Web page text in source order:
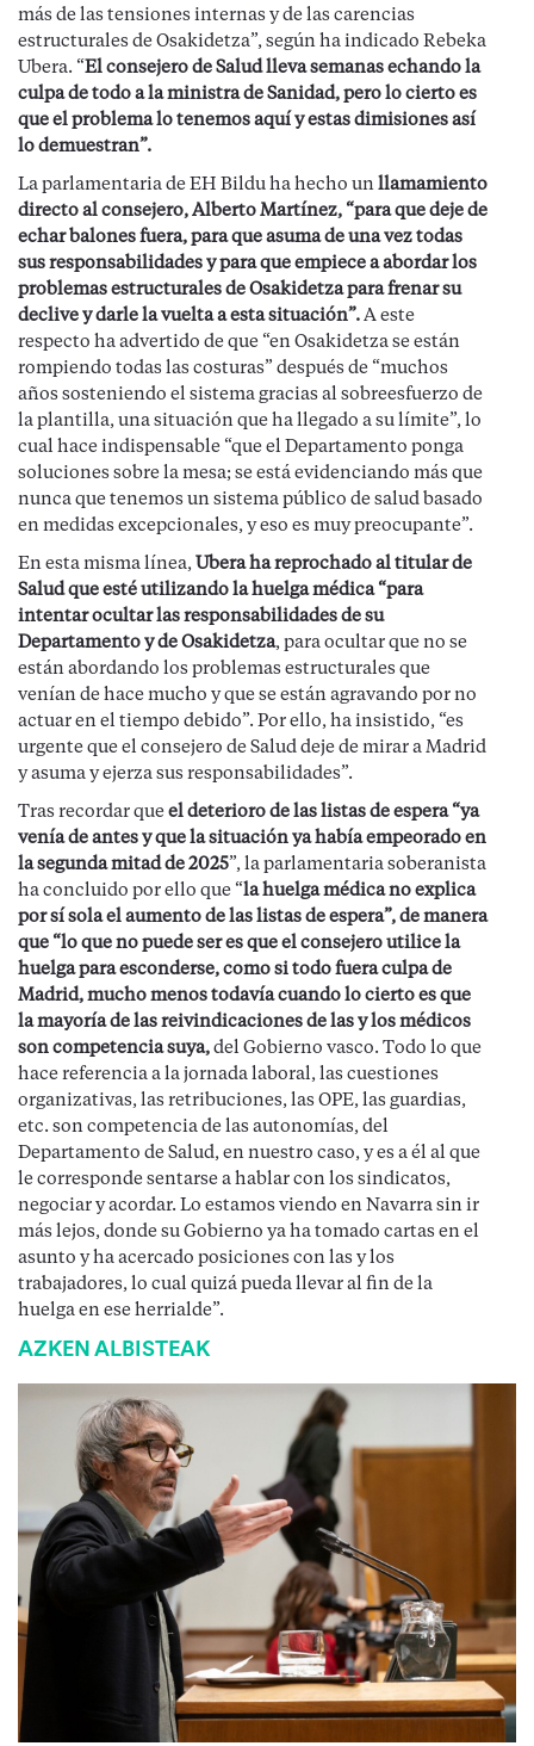
más de las tensiones internas y de las carencias
estructurales de Osakidetza”, según ha indicado Rebeka
Ubera. “El consejero de Salud lleva semanas echando la
culpa de todo a la ministra de Sanidad, pero lo cierto es
que el problema lo tenemos aquí y estas dimisiones así
lo demuestran”.
La parlamentaria de EH Bildu ha hecho un llamamiento
directo al consejero, Alberto Martínez, “para que deje de
echar balones fuera, para que asuma de una vez todas
sus responsabilidades y para que empiece a abordar los
problemas estructurales de Osakidetza para frenar su
declive y darle la vuelta a esta situación”. A este
respecto ha advertido de que “en Osakidetza se están
rompiendo todas las costuras” después de “muchos
años sosteniendo el sistema gracias al sobreesfuerzo de
la plantilla, una situación que ha llegado a su límite”, lo
cual hace indispensable “que el Departamento ponga
soluciones sobre la mesa; se está evidenciando más que
nunca que tenemos un sistema público de salud basado
en medidas excepcionales, y eso es muy preocupante”.
En esta misma línea, Ubera ha reprochado al titular de
Salud que esté utilizando la huelga médica “para
intentar ocultar las responsabilidades de su
Departamento y de Osakidetza, para ocultar que no se
están abordando los problemas estructurales que
venían de hace mucho y que se están agravando por no
actuar en el tiempo debido”. Por ello, ha insistido, “es
urgente que el consejero de Salud deje de mirar a Madrid
y asuma y ejerza sus responsabilidades”.
Tras recordar que el deterioro de las listas de espera “ya
venía de antes y que la situación ya había empeorado en
la segunda mitad de 2025”, la parlamentaria soberanista
ha concluido por ello que “la huelga médica no explica
por sí sola el aumento de las listas de espera”, de manera
que “lo que no puede ser es que el consejero utilice la
huelga para esconderse, como si todo fuera culpa de
Madrid, mucho menos todavía cuando lo cierto es que
la mayoría de las reivindicaciones de las y los médicos
son competencia suya, del Gobierno vasco. Todo lo que
hace referencia a la jornada laboral, las cuestiones
organizativas, las retribuciones, las OPE, las guardias,
etc. son competencia de las autonomías, del
Departamento de Salud, en nuestro caso, y es a él al que
le corresponde sentarse a hablar con los sindicatos,
negociar y acordar. Lo estamos viendo en Navarra sin ir
más lejos, donde su Gobierno ya ha tomado cartas en el
asunto y ha acercado posiciones con las y los
trabajadores, lo cual quizá pueda llevar al fin de la
huelga en ese herrialde”.
AZKEN ALBISTEAK